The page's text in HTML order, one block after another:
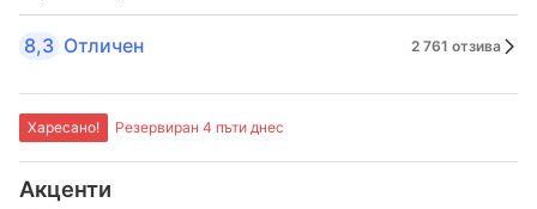
8,3 Отличен 2 761 отзива
Харесано! Резервиран 4 пъти днес
Акценти